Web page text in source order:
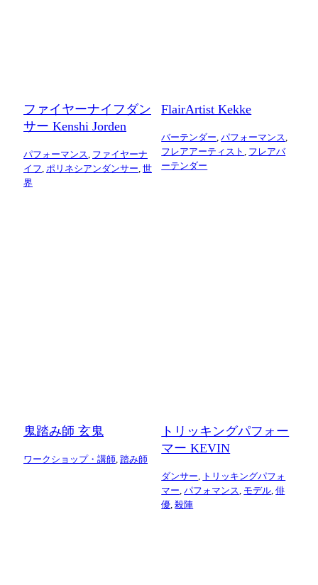
ファイヤーナイフダン
サー Kenshi Jorden
パフォーマンス, ファイヤーナ
イフ, ポリネシアンダンサー, 世
界
FlairArtist Kekke
バーテンダー,パフォーマンス,
フレアアーティスト, フレアバ
ーテンダー
鬼踏み師 玄鬼
ワークショップ・講師, 踏み師
トリッキングパフォー
マー KEVIN
ダンサー, トリッキングパフォ
マー,パフォマンス, モデル,俳
優,殺陣